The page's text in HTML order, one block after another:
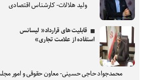
ولید هلالات- کارشناس اقتصادی
قابلیت های قرارداد« لیسانس
استفاده از علامت تجاری»
محمدجواد حاجی حسینی- معاون حقوقی و امور